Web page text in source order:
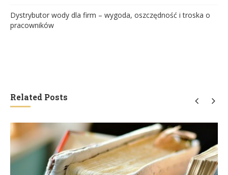
Dystrybutor wody dla firm – wygoda, oszczędność i troska o
pracowników
Related Posts